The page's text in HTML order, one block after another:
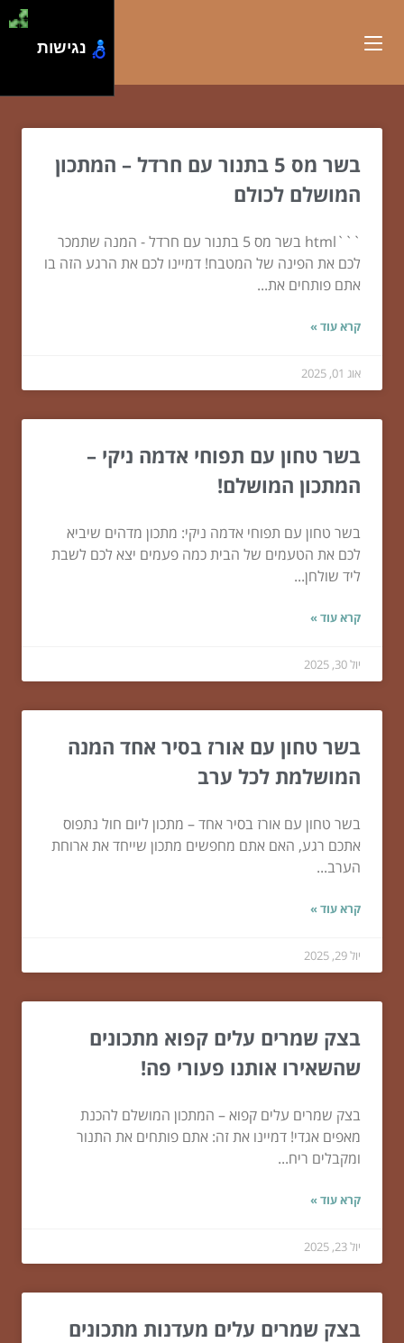
בשר מס 5 בתנור עם חרדל – המתכון
המושלם לכולם
```html בשר מס 5 בתנור עם חרדל - המנה שתמכר
לכם את הפינה של המטבח! דמיינו לכם את הרגע הזה בו
אתם פותחים את...
קרא עוד »
אוג 01, 2025
בשר טחון עם תפוחי אדמה ניקי –
המתכון המושלם!
בשר טחון עם תפוחי אדמה ניקי: מתכון מדהים שיביא
לכם את הטעמים של הבית כמה פעמים יצא לכם לשבת
ליד שולחן...
קרא עוד »
יול 30, 2025
בשר טחון עם אורז בסיר אחד המנה
המושלמת לכל ערב
בשר טחון עם אורז בסיר אחד – מתכון ליום חול נתפוס
אתכם רגע, האם אתם מחפשים מתכון שייחד את ארוחת
הערב...
קרא עוד »
יול 29, 2025
בצק שמרים עלים קפוא מתכונים
שהשאירו אותנו פעורי פה!
בצק שמרים עלים קפוא – המתכון המושלם להכנת
מאפים אגדי! דמיינו את זה: אתם פותחים את התנור
ומקבלים ריח...
קרא עוד »
יול 23, 2025
בצק שמרים עלים מעדנות מתכונים
נגישות